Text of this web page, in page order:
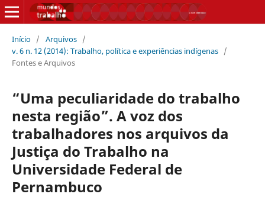
Início / Arquivos /
v. 6 n. 12 (2014): Trabalho, política e experiências indígenas /
Fontes e Arquivos
“Uma peculiaridade do trabalho
nesta região”. A voz dos
trabalhadores nos arquivos da
Justiça do Trabalho na
Universidade Federal de
Pernambuco